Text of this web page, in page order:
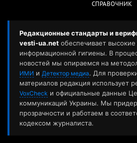
СПРАВОЧНИК
Редакционные стандарты и
vesti-ua.net обеспечивает высокие
информационной гигиены. В
новостей мы опираемся на
ИМИ и Детектор медиа. Для
материалов редакция использует
VoxCheck и официальные данные
коммуникаций Украины. Мы
прозрачности и работаем в
кодексом журналиста.